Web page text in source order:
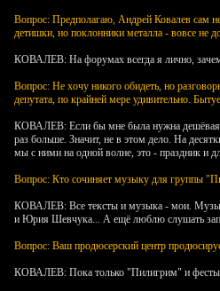
Вопрос: Предполагаю, Андрей Ковалев сам
детишки, но поклонники металла - вовсе не
КОВАЛЕВ: На форумах всегда я лично,
Вопрос: Не хочу никого обидеть, но
депутата, по крайней мере удивительно.
КОВАЛЕВ: Если бы мне была нужна дешёвая
раз больше. Значит, не в этом дело. На
мы с ними на одной волне, это - праздник и
Вопрос: Кто сочиняет музыку для группы
КОВАЛЕВ: Все тексты и музыка - мои.
и Юрия Шевчука... А ещё люблю слушать
Вопрос: Ваш продюсерский центр
КОВАЛЕВ: Пока только "Пилигрим" и фесты